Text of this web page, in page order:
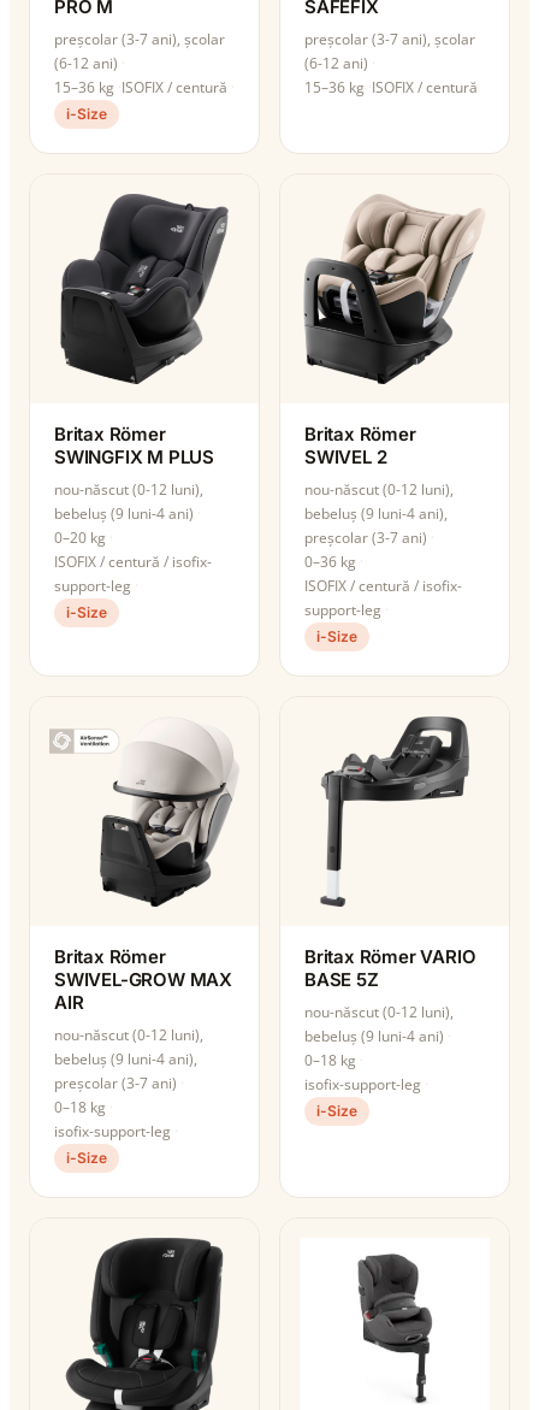
PRO M
preșcolar (3-7 ani), școlar
(6-12 ani)
15–36 kg ISOFIX / centură
i-Size
SAFEFIX
preșcolar (3-7 ani), școlar
(6-12 ani)
15–36 kg ISOFIX / centură
Britax Römer
SWINGFIX M PLUS
nou-născut (0-12 luni),
bebeluș (9 luni-4 ani)
0–20 kg
ISOFIX / centură / isofix-
support-leg
i-Size
Britax Römer
SWIVEL 2
nou-născut (0-12 luni),
bebeluș (9 luni-4 ani),
preșcolar (3-7 ani)
0–36 kg
ISOFIX / centură / isofix-
support-leg
i-Size
Britax Römer
SWIVEL-GROW MAX
AIR
nou-născut (0-12 luni),
bebeluș (9 luni-4 ani),
preșcolar (3-7 ani)
0–18 kg
isofix-support-leg
i-Size
Britax Römer VARIO
BASE 5Z
nou-născut (0-12 luni),
bebeluș (9 luni-4 ani)
0–18 kg
isofix-support-leg
i-Size